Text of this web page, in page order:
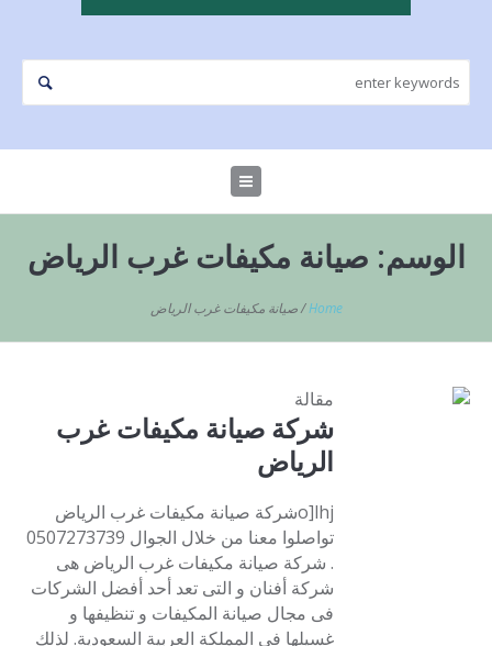
الوسم: صيانة مكيفات غرب الرياض
Home
/صيانة مكيفات غرب الرياض
مقالة
شركة صيانة مكيفات غرب
الرياض
o]lhjشركة صيانة مكيفات غرب الرياض
تواصلوا معنا من خلال الجوال 0507273739
. شركة صيانة مكيفات غرب الرياض هى
شركة أفنان و التى تعد أحد أفضل الشركات
فى مجال صيانة المكيفات و تنظيفها و
غسيلها فى المملكة العربية السعودية. لذلك